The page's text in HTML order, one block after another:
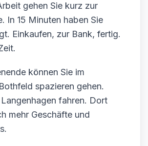
gehen Sie kurz zur
In 15 Minuten haben Sie
Einkaufen, zur Bank, fertig.
können Sie im
spazieren gehen.
fahren. Dort
mehr Geschäfte und